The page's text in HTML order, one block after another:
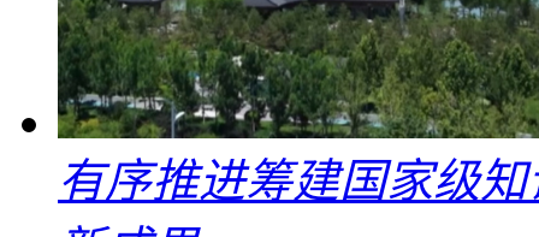
有序推进筹建国家级